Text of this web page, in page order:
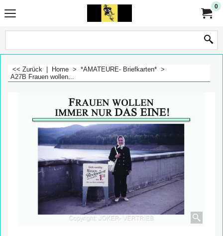
0
<< Zurück Home > *AMATEURE- Briefkarten* >
A27B Frauen wollen...